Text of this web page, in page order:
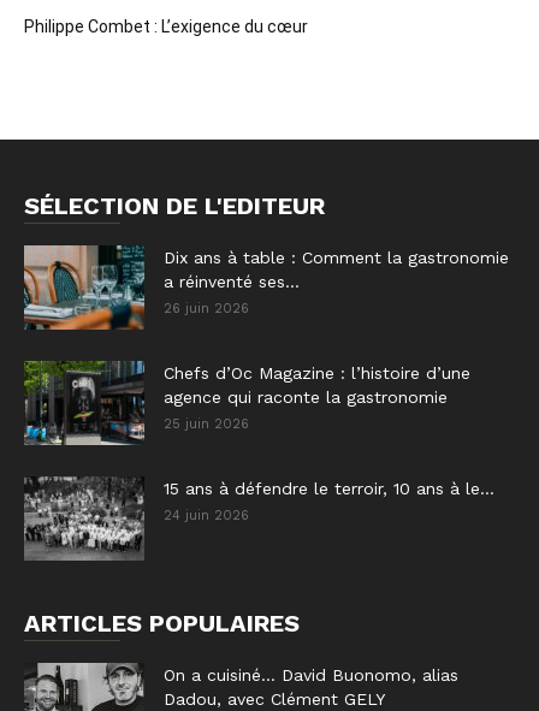
Philippe Combet : L’exigence du cœur
SÉLECTION DE L'EDITEUR
Dix ans à table : Comment la gastronomie
a réinventé ses...
26 juin 2026
Chefs d’Oc Magazine : l’histoire d’une
agence qui raconte la gastronomie
25 juin 2026
15 ans à défendre le terroir, 10 ans à le...
24 juin 2026
ARTICLES POPULAIRES
On a cuisiné… David Buonomo, alias
Dadou, avec Clément GELY